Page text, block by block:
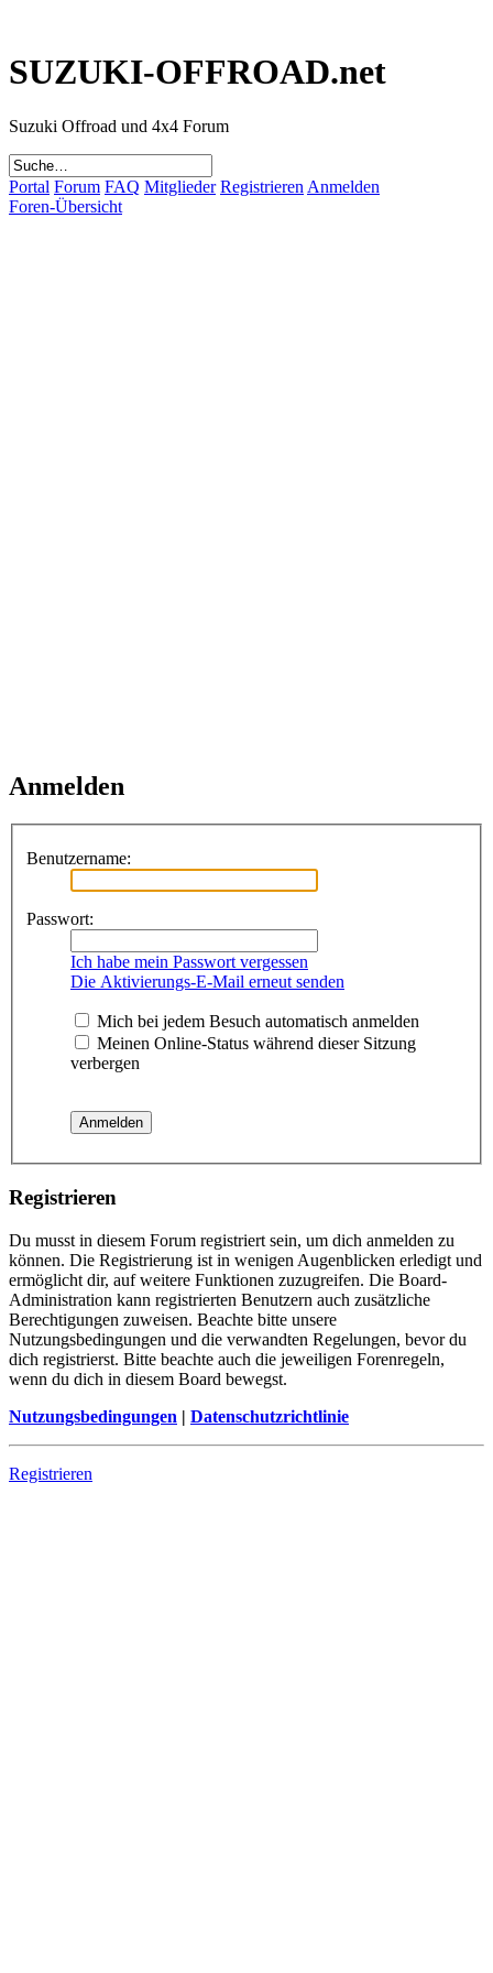
SUZUKI-OFFROAD.net
Suzuki Offroad und 4x4 Forum
Portal Forum FAQ Mitglieder Registrieren Anmelden
Foren-Übersicht
Anmelden
Benutzername:
Passwort:
Ich habe mein Passwort vergessen
Die Aktivierungs-E-Mail erneut senden
Mich bei jedem Besuch automatisch anmelden
Meinen Online-Status während dieser Sitzung
verbergen
Registrieren
Du musst in diesem Forum registriert sein, um dich anmelden zu
können. Die Registrierung ist in wenigen Augenblicken erledigt und
ermöglicht dir, auf weitere Funktionen zuzugreifen. Die Board-
Administration kann registrierten Benutzern auch zusätzliche
Berechtigungen zuweisen. Beachte bitte unsere
Nutzungsbedingungen und die verwandten Regelungen, bevor du
dich registrierst. Bitte beachte auch die jeweiligen Forenregeln,
wenn du dich in diesem Board bewegst.
Nutzungsbedingungen | Datenschutzrichtlinie
Registrieren